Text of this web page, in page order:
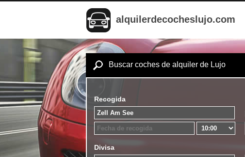
alquilerdecocheslujo.com
Buscar coches de alquiler de Lujo
Recogida
Divisa